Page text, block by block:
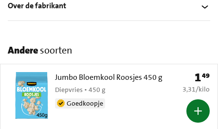
Over de fabrikant
Anderesoorten
Jumbo Bloemkool Roosjes 450 g
Diepvries • 450 g
Goedkoopje
Prijs:
149
€ 3,31 per
3,31/kilo